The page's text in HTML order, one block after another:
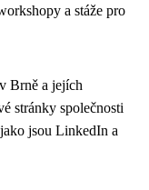
a stáže pro
Brně a jejích
stránky společnosti
jsou LinkedIn a